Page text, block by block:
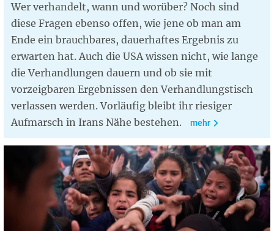
Wer verhandelt, wann und worüber? Noch sind
diese Fragen ebenso offen, wie jene ob man am
Ende ein brauchbares, dauerhaftes Ergebnis zu
erwarten hat. Auch die USA wissen nicht, wie lange
die Verhandlungen dauern und ob sie mit
vorzeigbaren Ergebnissen den Verhandlungstisch
verlassen werden. Vorläufig bleibt ihr riesiger
Aufmarsch in Irans Nähe bestehen.
mehr